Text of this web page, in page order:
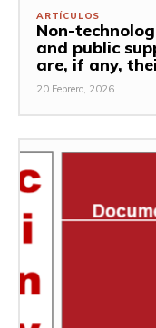
ARTÍCULOS
Non-
and public
are, if any,
20 Febrero, 2026